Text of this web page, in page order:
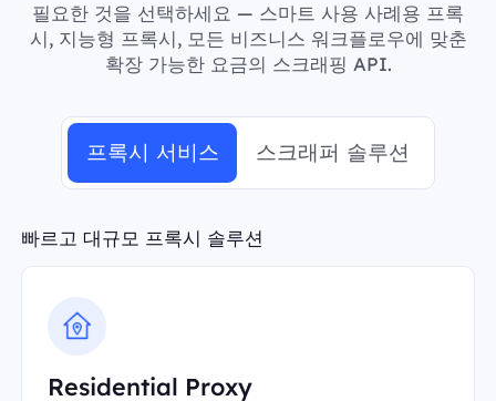
필요한 것을 선택하세요 — 스마트 사용 사례용 프록
시, 지능형 프록시, 모든 비즈니스 워크플로우에 맞춘
확장 가능한 요금의 스크래핑 API.
프록시 서비스 스크래퍼 솔루션
빠르고 대규모 프록시 솔루션
Residential Proxy